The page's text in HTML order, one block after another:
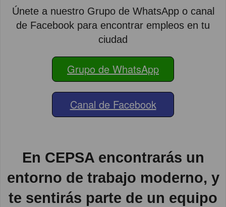
Únete a nuestro Grupo de WhatsApp o canal
de Facebook para encontrar empleos en tu
ciudad
Grupo de WhatsApp
Canal de Facebook
En CEPSA encontrarás un
entorno de trabajo moderno, y
te sentirás parte de un equipo